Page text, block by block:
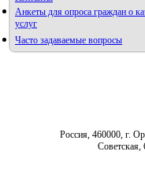
Фотогалерея
Анкеты для опроса граждан о
услуг
Часто задаваемые вопросы
Россия, 460000, г.
Советская,